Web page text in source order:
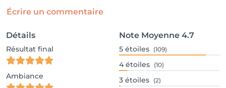
Écrire un commentaire
Détails
Résultat final
Ambiance
Note Moyenne 4.7
5 étoiles (109)
4 étoiles (10)
3 étoiles (2)